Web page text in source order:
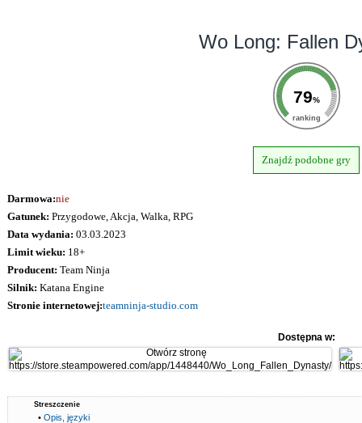
Wo Long: Fallen
79%
ranking
Znajdź podobne gry
Darmowa:nie
Gatunek: Przygodowe, Akcja, Walka, RPG
Data wydania: 03.03.2023
Limit wieku: 18+
Producent: Team Ninja
Silnik: Katana Engine
Stronie internetowej:teamninja-studio.com
Dostępna w:
Streszczenie
• Opis, języki